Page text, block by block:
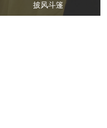
披风斗篷